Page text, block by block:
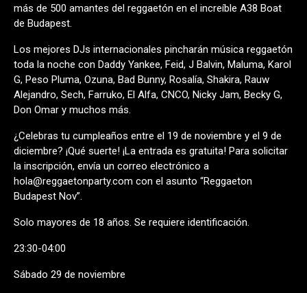
más de 500 amantes del reggaetón en el increíble A38 Boat
de Budapest.
Los mejores DJs internacionales pincharán música reggaetón
toda la noche con Daddy Yankee, Feid, J Balvin, Maluma, Karol
G, Peso Pluma, Ozuna, Bad Bunny, Rosalía, Shakira, Rauw
Alejandro, Sech, Farruko, El Alfa, CNCO, Nicky Jam, Becky G,
Don Omar y muchos más.
¿Celebras tu cumpleaños entre el 19 de noviembre y el 9 de
diciembre? ¡Qué suerte! ¡La entrada es gratuita! Para solicitar
la inscripción, envía un correo electrónico a
hola@reggaetonparty.com con el asunto “Reggaeton
Budapest Nov”.
Solo mayores de 18 años. Se requiere identificación.
23:30-04:00
Sábado 29 de noviembre